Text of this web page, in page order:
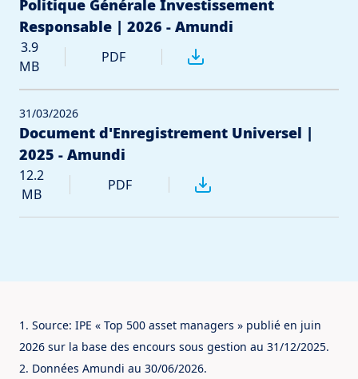
Politique Générale Investissement
Responsable | 2026 - Amundi
3.9
MB
PDF
31/03/2026
Document d'Enregistrement Universel |
2025 - Amundi
12.2
MB
PDF
1. Source: IPE « Top 500 asset managers » publié en juin
2026 sur la base des encours sous gestion au 31/12/2025.
2. Données Amundi au 30/06/2026.